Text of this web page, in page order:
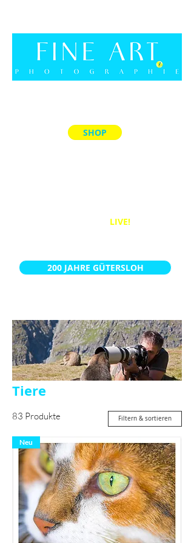
SHOP
LIVE!
200 JAHRE GÜTERSLOH
Tiere
83 Produkte Filtern & sortieren
Neu